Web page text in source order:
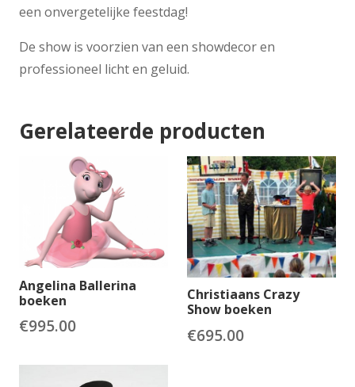
een onvergetelijke feestdag!
De show is voorzien van een showdecor en
professioneel licht en geluid.
Gerelateerde producten
Angelina Ballerina
boeken
€995.00
Christiaans Crazy
Show boeken
€695.00